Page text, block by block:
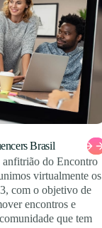
Brasil
anfitrião do Encontro
virtualmente os
com o objetivo de
encontros e
que tem